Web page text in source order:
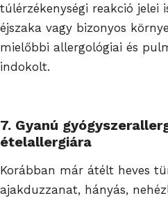
túlérzékenységi reakció jelei
éjszaka vagy bizonyos
mielőbbi allergológiai és
indokolt.
7. Gyanú
ételallergiára
Korábban már átélt heves
ajakduzzanat, hányás,